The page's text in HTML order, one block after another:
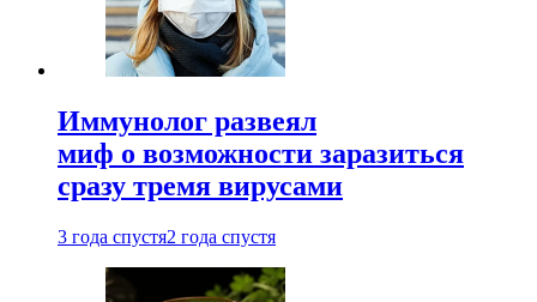
Иммунолог развеял
миф о возможности заразиться
сразу тремя вирусами
3 года спустя2 года спустя